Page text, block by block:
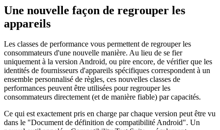
   ...
appareils
Les classes de performance vous permettent de regrouper les
consommateurs d'une nouvelle manière. Au lieu de se fier
uniquement à la version Android, ou pire encore, de vérifier que les
identités de fournisseurs d'appareils spécifiques correspondent à un
performances peuvent être utilisées pour regrouper les
consommateurs directement (et de manière fiable) par capacités.